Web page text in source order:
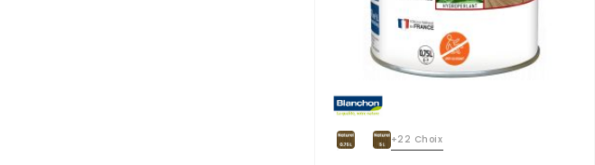
+22 Choix